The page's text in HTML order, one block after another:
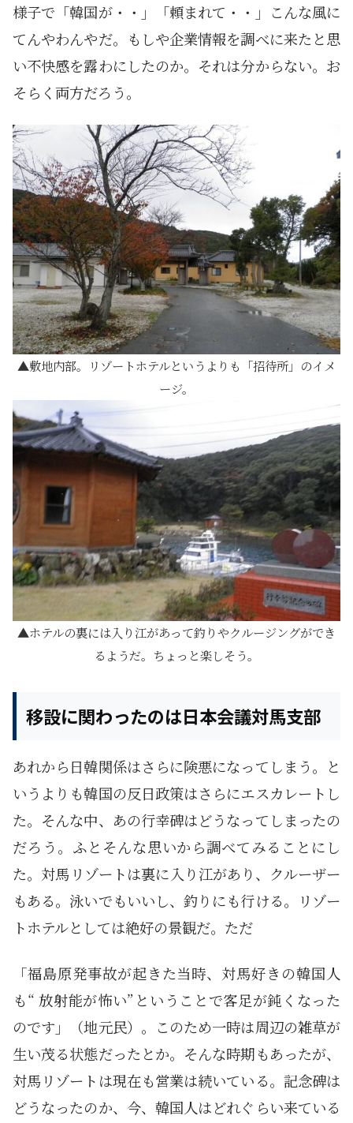
様子で「韓国が・・」「頼まれて・・」こんな風に
てんやわんやだ。もしや企業情報を調べに来たと思
い不快感を露わにしたのか。それは分からない。お
そらく両方だろう。
敷地内部。リゾートホテルというよりも「招待所」のイメ
ージ。
ホテルの裏には入り江があって釣りやクルージングができ
るようだ。ちょっと楽しそう。
移設に関わったのは日本会議対馬支部
あれから日韓関係はさらに険悪になってしまう。と
いうよりも韓国の反日政策はさらにエスカレートし
た。そんな中、あの行幸碑はどうなってしまったの
だろう。ふとそんな思いから調べてみることにし
た。対馬リゾートは裏に入り江があり、クルーザー
もある。泳いでもいいし、釣りにも行ける。リゾー
トホテルとしては絶好の景観だ。ただ
「福島原発事故が起きた当時、対馬好きの韓国人
も“ 放射能が怖い”ということで客足が鈍くなった
のです」（地元民）。このため一時は周辺の雑草が
生い茂る状態だったとか。そんな時期もあったが、
対馬リゾートは現在も営業は続いている。記念碑は
どうなったのか、今、韓国人はどれぐらい来ている